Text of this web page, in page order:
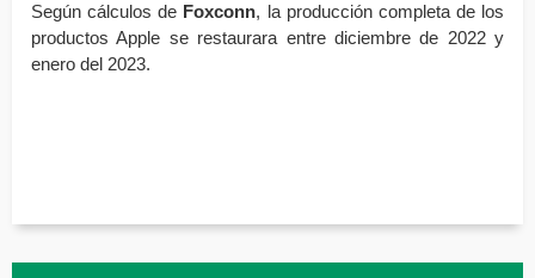
Según cálculos de Foxconn, la producción completa de los
productos Apple se restaurara entre diciembre de 2022 y
enero del 2023.